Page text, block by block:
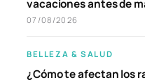
vacaciones antes de
07/08/2026
BELLEZA & SALUD
¿Cómo te afectan los